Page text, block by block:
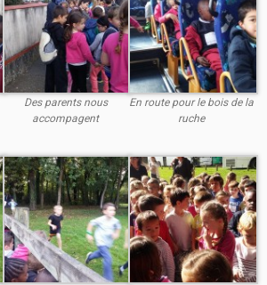
Des parents nous
accompagent
En route pour le bois de la
ruche